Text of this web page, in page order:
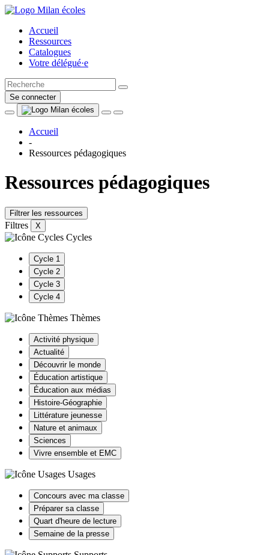
Accueil
Ressources
Catalogues
Votre délégué·e
Se connecter
Accueil
-
Ressources pédagogiques
Ressources pédagogiques
Filtrer les ressources
Filtres X
Cycles
Cycle 1
Cycle 2
Cycle 3
Cycle 4
Thèmes
Activité physique
Actualité
Découvrir le monde
Éducation artistique
Éducation aux médias
Histoire-Géographie
Littérature jeunesse
Nature et animaux
Sciences
Vivre ensemble et EMC
Usages
Concours avec ma classe
Préparer sa classe
Quart d'heure de lecture
Semaine de la presse